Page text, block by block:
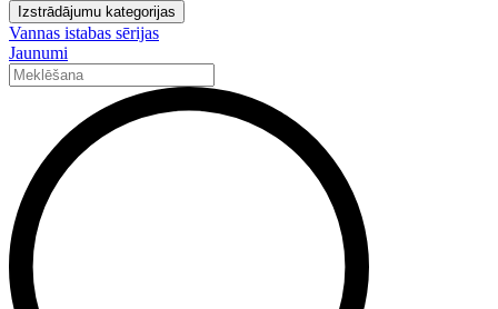
Izstrādājumu kategorijas
Vannas istabas sērijas
Jaunumi